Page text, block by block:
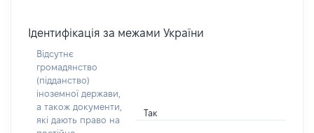
Ідентифікація за межами України
Відсутнє
громадянство
(підданство)
іноземної держави,
а також документи,
які дають право на
Так